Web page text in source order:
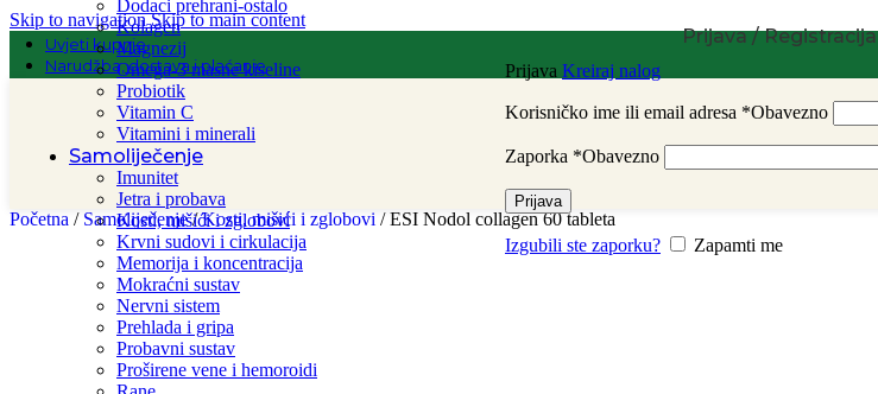
Skip to navigationSkip to main content
Uvjeti kupnje
Narudžba, dostava i plaćanje
Dodaci prehrani-ostalo
Kolagen
Magnezij
Omega-3 masne kiseline
Probiotik
Vitamin C
Vitamini i minerali
Samoliječenje
Imunitet
Jetra i probava
Kosti, mišići i zglobovi
Krvni sudovi i cirkulacija
Memorija i koncentracija
Mokraćni sustav
Nervni sistem
Prehlada i gripa
Probavni sustav
Proširene vene i hemoroidi
Prijava / Registracija
Prijava Kreiraj nalog
Korisničko ime ili email adresa *Obavezno
Zaporka *Obavezno
Prijava
Izgubili ste zaporku? Zapamti me
Početna / Samoliječenje/ Kosti, mišići i zglobovi / ESI Nodol collagen 60 tableta